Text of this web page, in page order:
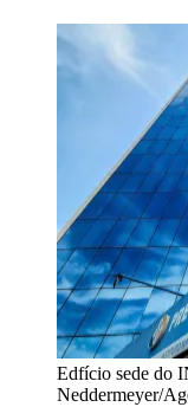
Edfício sede do
Neddermeyer/